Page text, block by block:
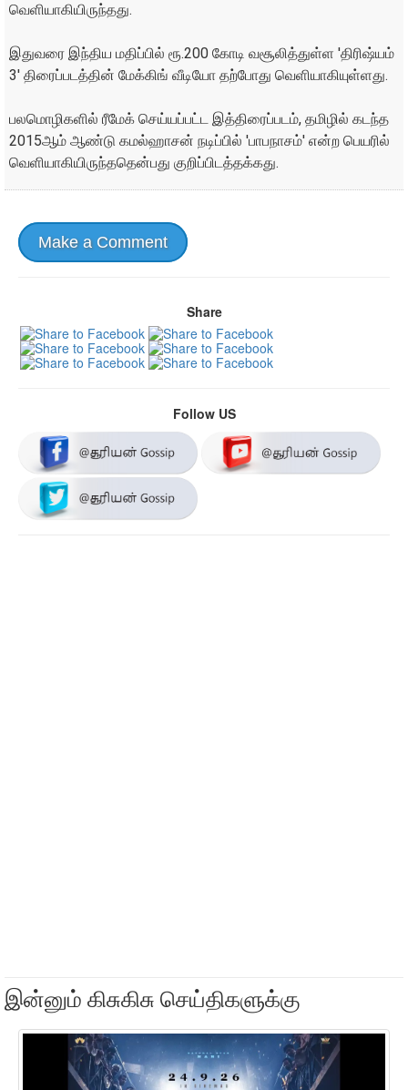
வெளியாகியிருந்தது.
இதுவரை இந்திய மதிப்பில் ரூ.200 கோடி வசூலித்துள்ள 'திரிஷ்யம்
3' திரைப்படத்தின் மேக்கிங் வீடியோ தற்போது வெளியாகியுள்ளது.
பலமொழிகளில் ரீமேக் செய்யப்பட்ட இத்திரைப்படம், தமிழில் கடந்த
2015ஆம் ஆண்டு கமல்ஹாசன் நடிப்பில் 'பாபநாசம்' என்ற பெயரில்
வெளியாகியிருந்ததென்பது குறிப்பிடத்தக்கது.
Make a Comment
Share
Follow US
இன்னும் கிசுகிசு செய்திகளுக்கு